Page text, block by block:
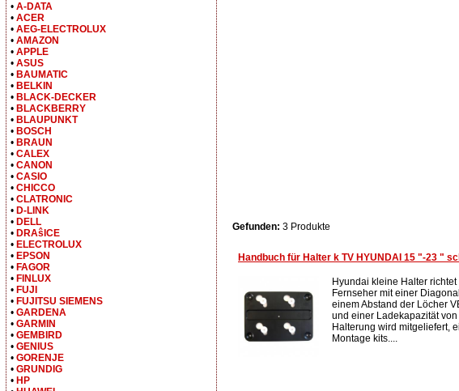
Gefunden: 3 Produkte
Handbuch für Halter k TV HYUNDAI 15 "-23 "
Hyundai kleine Halter
Fernseher mit einer
einem Abstand der Löcher
und einer Ladekapazität von
Halterung wird mitgeliefert,
Montage kits....
• A-DATA
• ACER
• AEG-ELECTROLUX
• AMAZON
• APPLE
• ASUS
• BAUMATIC
• BELKIN
• BLACK-DECKER
• BLACKBERRY
• BLAUPUNKT
• BOSCH
• BRAUN
• CALEX
• CANON
• CASIO
• CHICCO
• CLATRONIC
• D-LINK
• DELL
• DRAŝICE
• ELECTROLUX
• EPSON
• FAGOR
• FINLUX
• FUJI
• FUJITSU SIEMENS
• GARDENA
• GARMIN
• GEMBIRD
• GENIUS
• GORENJE
• GRUNDIG
• HP